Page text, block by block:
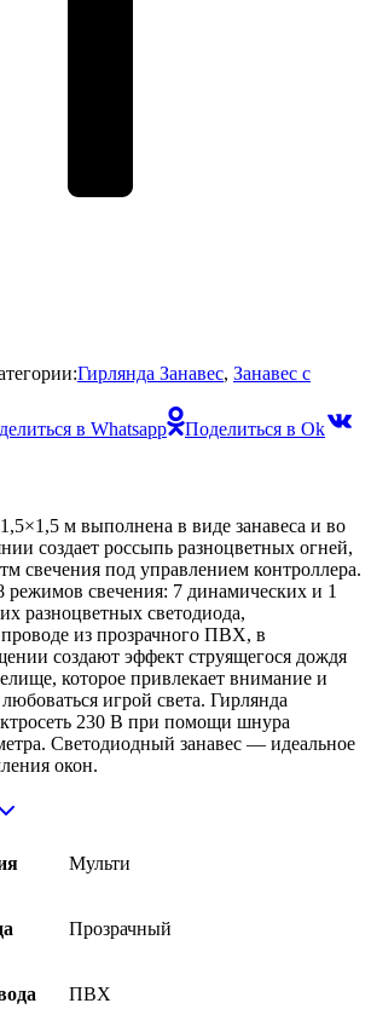
Гирлянда Занавес, Занавес с
в Whatsapp
Поделиться в Ok
м выполнена в виде занавеса и во
создает россыпь разноцветных огней,
свечения под управлением контроллера.
режимов свечения: 7 динамических и 1
разноцветных светодиода,
из прозрачного ПВХ, в
создают эффект струящегося дождя
которое привлекает внимание и
игрой света. Гирлянда
230 В при помощи шнура
Светодиодный занавес — идеальное
окон.
Мульти
Прозрачный
ПВХ